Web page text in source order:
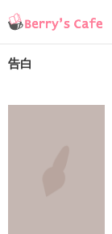
告白